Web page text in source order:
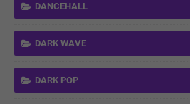
DANCEHALL
DARK WAVE
DARK POP